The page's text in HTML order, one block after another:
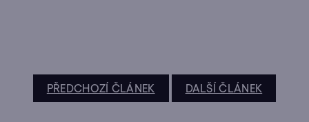
PŘEDCHOZÍ ČLÁNEK DALŠÍ ČLÁNEK